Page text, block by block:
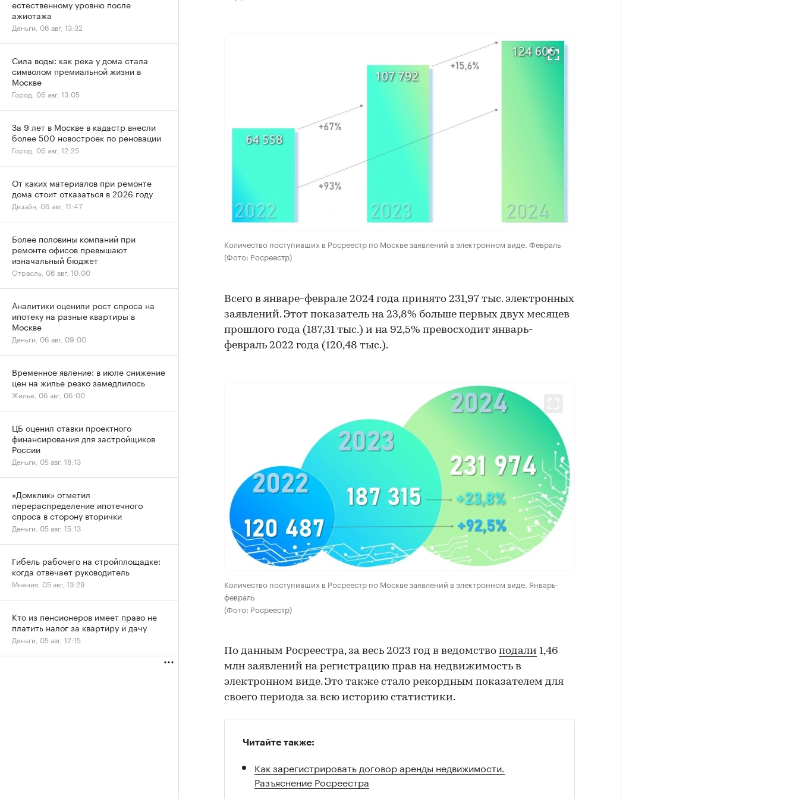
Количество поступивших в Росреестр по Москве заявлений в электронном виде. Февраль
(Фото: Росреестр)
00:00 / 00:00
Всего в январе-феврале 2024 года принято 231,97 тыс. электронных
заявлений. Этот показатель на 23,8% больше первых двух месяцев
прошлого года (187,31 тыс.) и на 92,5% превосходит январь-
февраль 2022 года (120,48 тыс.).
Количество поступивших в Росреестр по Москве заявлений в электронном виде. Январь-
февраль
(Фото: Росреестр)
По данным Росреестра, за весь 2023 год в ведомство подали 1,46
млн заявлений на регистрацию прав на недвижимость в
электронном виде. Это также стало рекордным показателем для
своего периода за всю историю статистики.
Читайте также:
Как зарегистрировать договор аренды недвижимости.
Разъяснение Росреестра
естественному уровню после
ажиотажа
Деньги, 06 авг, 13:32
Сила воды: как река у дома стала
символом премиальной жизни в
Москве
Город, 06 авг, 13:05
За 9 лет в Москве в кадастр внесли
более 500 новостроек по реновации
Город, 06 авг, 12:25
От каких материалов при ремонте
дома стоит отказаться в 2026 году
Дизайн, 06 авг, 11:47
Более половины компаний при
ремонте офисов превышают
изначальный бюджет
Отрасль, 06 авг, 10:00
Аналитики оценили рост спроса на
ипотеку на разные квартиры в
Москве
Деньги, 06 авг, 09:00
Временное явление: в июле снижение
цен на жилье резко замедлилось
Жилье, 06 авг, 06:00
ЦБ оценил ставки проектного
финансирования для застройщиков
России
Деньги, 05 авг, 18:13
«Домклик» отметил
перераспределение ипотечного
спроса в сторону вторички
Деньги, 05 авг, 15:13
Гибель рабочего на стройплощадке:
когда отвечает руководитель
Мнения, 05 авг, 13:29
Кто из пенсионеров имеет право не
платить налог за квартиру и дачу
Деньги, 05 авг, 12:15